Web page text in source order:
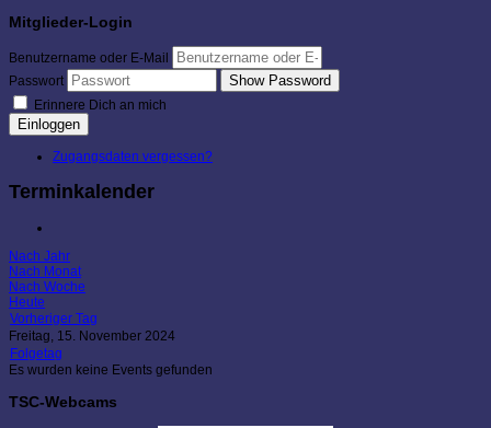
Mitglieder-Login
Benutzername oder E-Mail
Passwort
Show Password
Erinnere Dich an mich
Einloggen
Zugangsdaten vergessen?
Terminkalender
Nach Jahr
Nach Monat
Nach Woche
Heute
Vorheriger Tag
Freitag, 15. November 2024
Folgetag
Es wurden keine Events gefunden
TSC-Webcams